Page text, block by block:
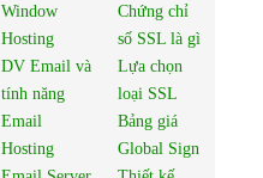
Window
Hosting
DV Email và
tính năng
Email
Hosting
Chứng chỉ
số SSL là gì
Lựa chọn
loại SSL
Bảng giá
Global Sign